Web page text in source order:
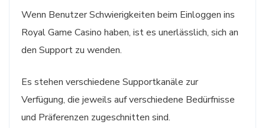
Wenn Benutzer Schwierigkeiten beim Einloggen ins
Royal Game Casino haben, ist es unerlässlich, sich an
den Support zu wenden.
Es stehen verschiedene Supportkanäle zur
Verfügung, die jeweils auf verschiedene Bedürfnisse
und Präferenzen zugeschnitten sind.